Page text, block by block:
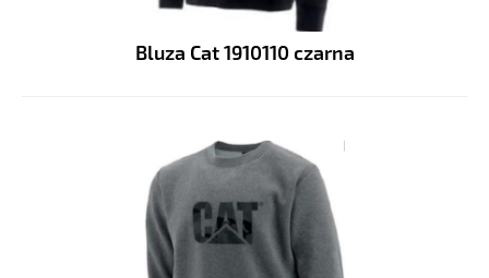
Bluza Cat 1910110 czarna